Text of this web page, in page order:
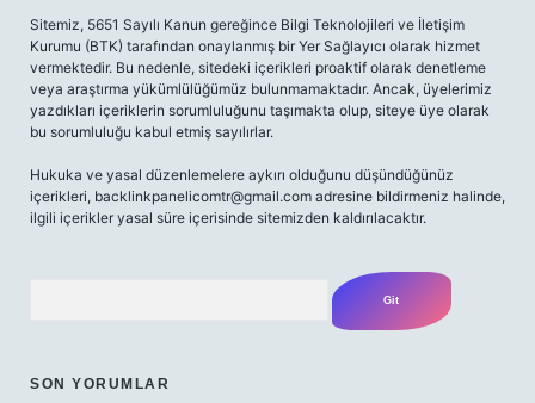
Sitemiz, 5651 Sayılı Kanun gereğince Bilgi Teknolojileri ve İletişim
Kurumu (BTK) tarafından onaylanmış bir Yer Sağlayıcı olarak hizmet
vermektedir. Bu nedenle, sitedeki içerikleri proaktif olarak denetleme
veya araştırma yükümlülüğümüz bulunmamaktadır. Ancak, üyelerimiz
yazdıkları içeriklerin sorumluluğunu taşımakta olup, siteye üye olarak
bu sorumluluğu kabul etmiş sayılırlar.
Hukuka ve yasal düzenlemelere aykırı olduğunu düşündüğünüz
içerikleri, backlinkpanelicomtr@gmail.com adresine bildirmeniz halinde,
ilgili içerikler yasal süre içerisinde sitemizden kaldırılacaktır.
SON YORUMLAR